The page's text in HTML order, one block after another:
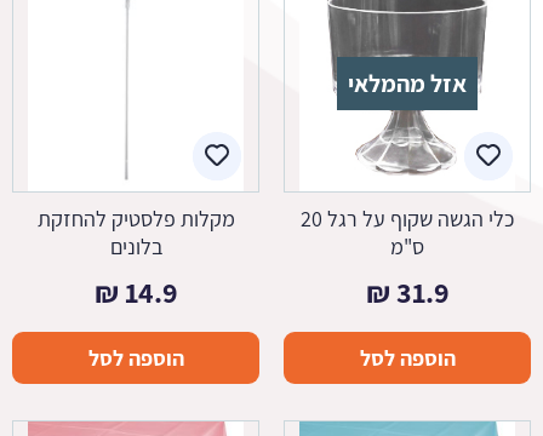
אזל מהמלאי
כלי הגשה שקוף על רגל 20
ס"מ
31.9
₪
הוספה לסל
מקלות פלסטיק להחזקת
בלונים
14.9
₪
הוספה לסל